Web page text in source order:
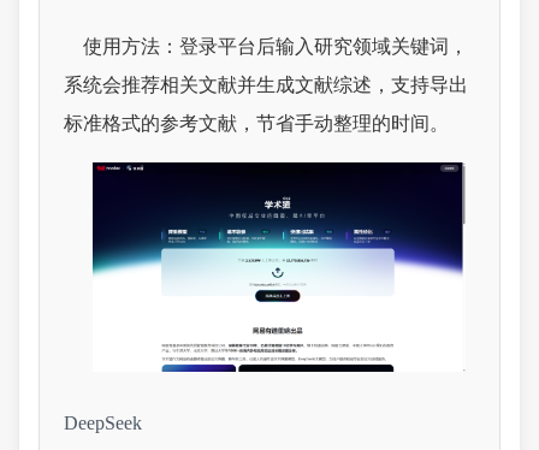
使用方法：登录平台后输入研究领域关键词，
系统会推荐相关文献并生成文献综述，支持导出
标准格式的参考文献，节省手动整理的时间。
DeepSeek